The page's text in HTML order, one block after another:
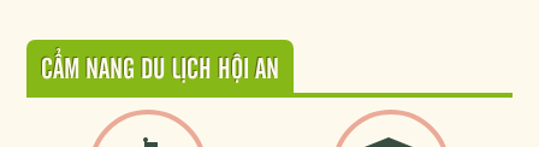
CẨM NANG DU LỊCH HỘI AN